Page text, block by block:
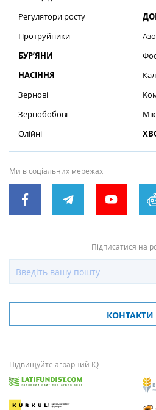
Регулятори росту
Протруйники
БУР’ЯНИ
НАСІННЯ
Зернові
Зернобобові
Олійні
Ми в соціальних мережах
Підписатися на
КОНТАКТИ
Підвищуйте аграрний IQ